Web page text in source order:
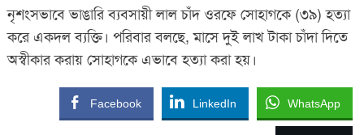
নৃশংসভাবে ভাঙারি ব্যবসায়ী লাল চাঁদ ওরফে সোহাগকে (৩৯) হত্যা
করে একদল ব্যক্তি। পরিবার বলছে, মাসে দুই লাখ টাকা চাঁদা দিতে
অস্বীকার করায় সোহাগকে এভাবে হত্যা করা হয়।
Facebook LinkedIn WhatsApp